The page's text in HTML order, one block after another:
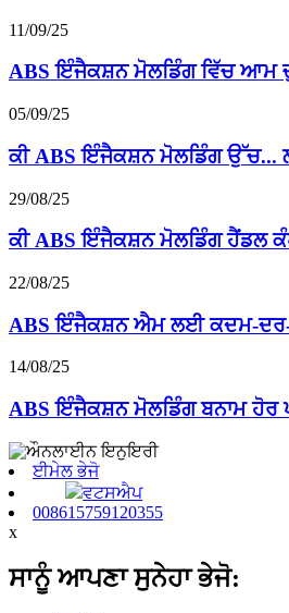
11/09/25
ABS ਇੰਜੈਕਸ਼ਨ ਮੋਲਡਿੰਗ ਵਿੱਚ ਆਮ
05/09/25
ਕੀ ABS ਇੰਜੈਕਸ਼ਨ ਮੋਲਡਿੰਗ ਉੱਚ...
29/08/25
ਕੀ ABS ਇੰਜੈਕਸ਼ਨ ਮੋਲਡਿੰਗ ਹੈਂਡਲ
22/08/25
ABS ਇੰਜੈਕਸ਼ਨ ਐਮ ਲਈ ਕਦਮ-
14/08/25
ABS ਇੰਜੈਕਸ਼ਨ ਮੋਲਡਿੰਗ ਬਨਾਮ ਹੋਰ
ਈਮੇਲ ਭੇਜੋ
ਵਟਸਐਪ
008615759120355
x
ਸਾਨੂੰ ਆਪਣਾ ਸੁਨੇਹਾ ਭੇਜੋ: